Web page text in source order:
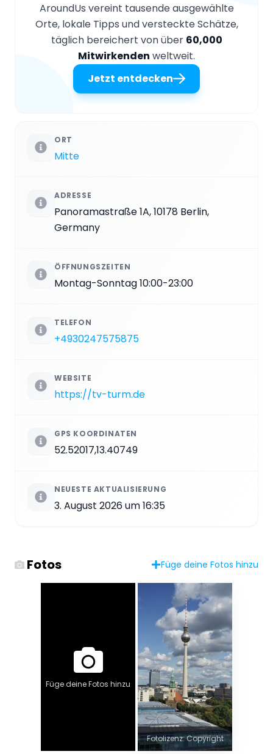
AroundUs vereint tausende ausgewählte
Orte, lokale Tipps und versteckte Schätze,
täglich bereichert von über 60,000
Mitwirkenden weltweit.
Jetzt entdecken
ORT
Mitte
ADRESSE
Panoramastraße 1A, 10178 Berlin,
Germany
ÖFFNUNGSZEITEN
Montag-Sonntag 10:00-23:00
TELEFON
+4930247575875
WEBSITE
https://tv-turm.de
GPS KOORDINATEN
52.52017,13.40749
NEUESTE AKTUALISIERUNG
3. August 2026 um 16:35
Fotos Füge deine Fotos hinzu
Füge deine Fotos hinzu
Fotolizenz: Copyright